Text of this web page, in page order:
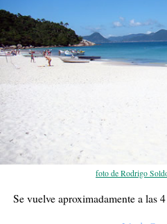
foto de Rodrigo
Se vuelve aproximadamente a las